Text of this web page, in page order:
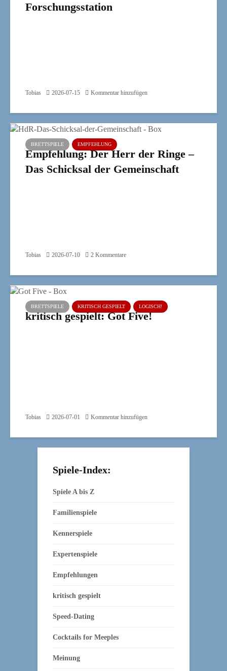
Forschungsstation
Tobias 2026-07-15 Kommentar hinzufügen
BRETTSPIELE EMPFEHLUNG
Empfehlung: Der Herr der Ringe –
Das Schicksal der Gemeinschaft
Tobias 2026-07-10 2 Kommentare
BRETTSPIELE KRITISCH GESPIELT LOGISCH!
kritisch gespielt: Got Five!
Tobias 2026-07-01 Kommentar hinzufügen
Spiele-Index:
Spiele A bis Z
Familienspiele
Kennerspiele
Expertenspiele
Empfehlungen
kritisch gespielt
Speed-Dating
Cocktails for Meeples
Meinung